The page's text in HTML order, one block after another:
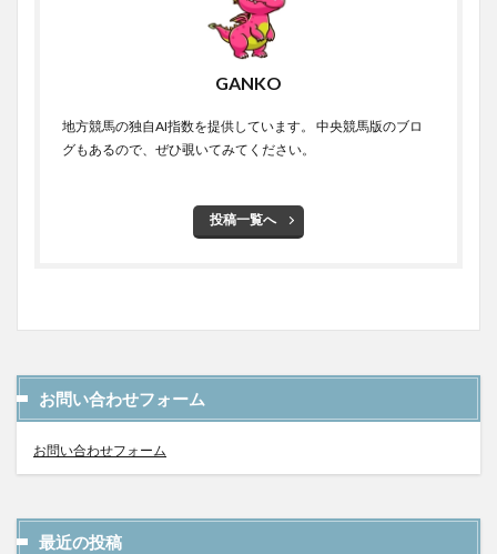
GANKO
地方競馬の独自AI指数を提供しています。 中央競馬版のブロ
グもあるので、ぜひ覗いてみてください。
投稿一覧へ
お問い合わせフォーム
お問い合わせフォーム
最近の投稿